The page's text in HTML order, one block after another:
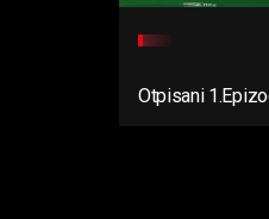
Otpisani